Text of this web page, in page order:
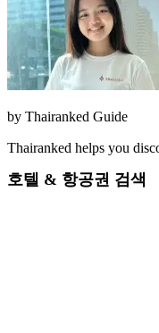
by Thairanked Guide
Thairanked helps you
호텔 & 항공권 검색